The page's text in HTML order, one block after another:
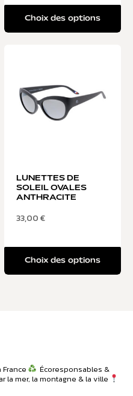
Choix des options
LUNETTES DE
SOLEIL OVALES
ANTHRACITE
33,00€
Choix des options
Écoresponsables &
la mer, la montagne & la ville